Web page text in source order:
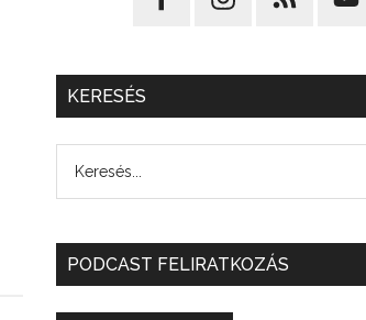
KERESÉS
PODCAST FELIRATKOZÁS